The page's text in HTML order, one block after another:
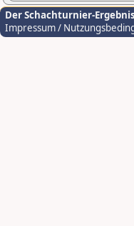
Der Schachturnier-
Impressum /